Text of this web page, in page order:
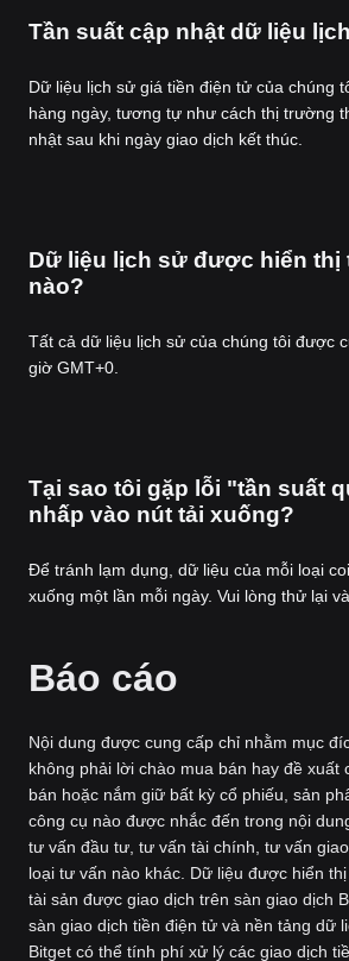
Tần suất cập nhật dữ liệu
Dữ liệu lịch sử giá tiền điện tử của chúng
hàng ngày, tương tự như cách thị trường
nhật sau khi ngày giao dịch kết thúc.
Dữ liệu lịch sử được hiển thị
nào?
Tất cả dữ liệu lịch sử của chúng tôi được
giờ GMT+0.
Tại sao tôi gặp lỗi "tần suất
nhấp vào nút tải xuống?
Để tránh lạm dụng, dữ liệu của mỗi loại
xuống một lần mỗi ngày. Vui lòng thử lại
Báo cáo
Nội dung được cung cấp chỉ nhằm mục
không phải lời chào mua bán hay đề xuất
bán hoặc nắm giữ bất kỳ cổ phiếu, sản
công cụ nào được nhắc đến trong nội
tư vấn đầu tư, tư vấn tài chính, tư vấn
loại tư vấn nào khác. Dữ liệu được hiển
tài sản được giao dịch trên sàn giao dịch
sàn giao dịch tiền điện tử và nền tảng dữ
Bitget có thể tính phí xử lý các giao dịch